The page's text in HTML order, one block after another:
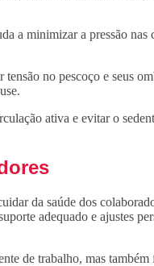
a minimizar a pressão nas
no pescoço e seus
ativa e evitar o
da saúde dos
adequado e ajustes
de trabalho, mas